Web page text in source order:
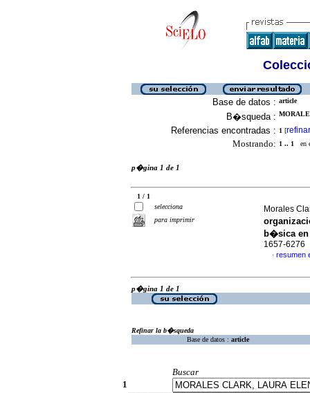
Base de datos : article
B�squeda :
Referencias encontradas : 1 [refinar
Mostrando: 1 .. 1 en
p�gina 1 de 1
1 / 1
selecciona
para imprimir
Morales
b�sica
1657-6276
· resumen
p�gina 1 de 1
Refinar la b�squeda
Base de datos : article
Buscar
1